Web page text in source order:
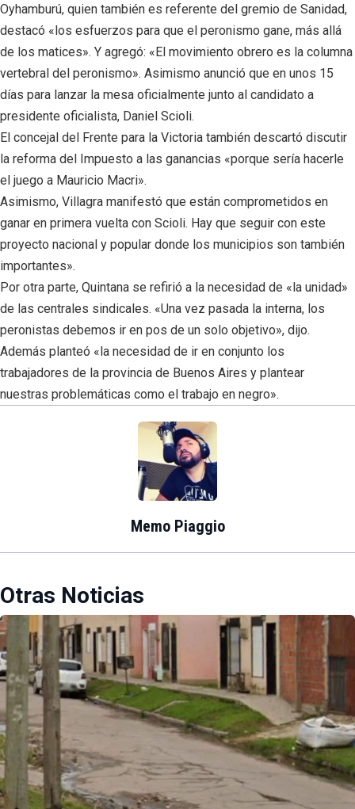
Oyhamburú, quien también es referente del gremio de Sanidad,
destacó «los esfuerzos para que el peronismo gane, más allá
de los matices». Y agregó: «El movimiento obrero es la columna
vertebral del peronismo». Asimismo anunció que en unos 15
días para lanzar la mesa oficialmente junto al candidato a
presidente oficialista, Daniel Scioli.
El concejal del Frente para la Victoria también descartó discutir
la reforma del Impuesto a las ganancias «porque sería hacerle
el juego a Mauricio Macri».
Asimismo, Villagra manifestó que están comprometidos en
ganar en primera vuelta con Scioli. Hay que seguir con este
proyecto nacional y popular donde los municipios son también
importantes».
Por otra parte, Quintana se refirió a la necesidad de «la unidad»
de las centrales sindicales. «Una vez pasada la interna, los
peronistas debemos ir en pos de un solo objetivo», dijo.
Además planteó «la necesidad de ir en conjunto los
trabajadores de la provincia de Buenos Aires y plantear
nuestras problemáticas como el trabajo en negro».
Memo Piaggio
Otras Noticias